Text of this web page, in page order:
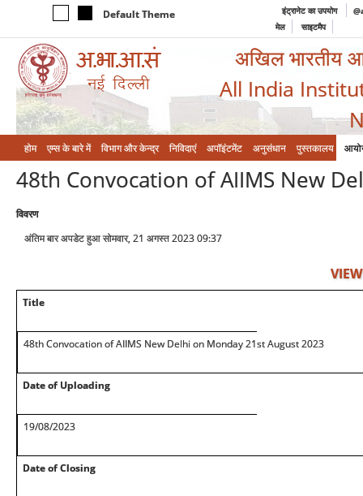
Default Theme इंट्रानेट का उपयोग
मेल
साइटमैप
अखिल भारतीय
All India
होम एम्‍स के बारे में विभाग और केन्‍द्र निविदाएं अपॉइंटमेंट अनुसंधान पुस्तकालय
48th Convocation of AIIMS New
विवरण
अंतिम बार अपडेट हुआ सोमवार, 21 अगस्त 2023 09:37
Title
48th Convocation of AIIMS New Delhi on Monday 21st August 2023
Date of Uploading
19/08/2023
Date of Closing